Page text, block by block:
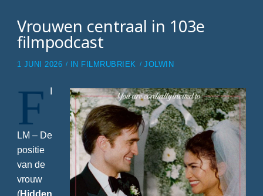
Vrouwen centraal in 103e
filmpodcast
1 JUNI 2026 IN FILMRUBRIEK JOLWIN
F
LM – De
positie
van de
vrouw